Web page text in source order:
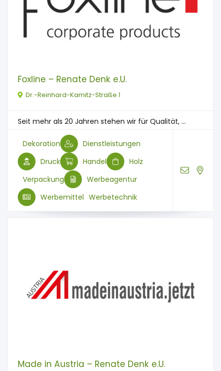
Foxline – Renate Denk e.U.
Dr.-Reinhard-Kamitz-Straße 1
Seit mehr als 20 Jahren stehen wir für Qualität, ...
Dekoration
Dienstleistungen
Druck
Handel
Holz
Verpackung
Werbeagentur
Werbemittel Werbetechnik
Made in Austria – Renate Denk e.U.